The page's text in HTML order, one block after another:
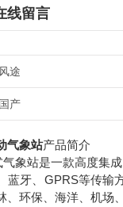
线留言
风途
国产
气象站产品简介
站是一款高度集成
、GPRS等传输方
、环保、海洋、机场